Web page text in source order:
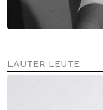
LAUTER LEUTE